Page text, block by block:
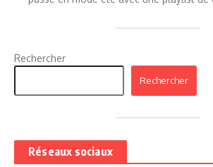
Rechercher
Rechercher
Réseaux sociaux